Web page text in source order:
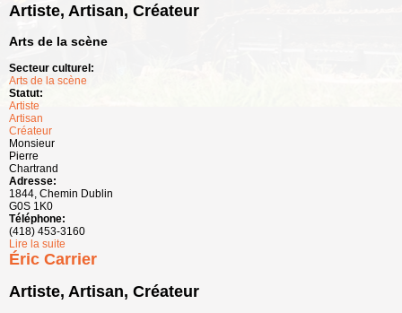
Artiste, Artisan, Créateur
Arts de la scène
Secteur culturel:
Arts de la scène
Statut:
Artiste
Artisan
Créateur
Monsieur
Pierre
Chartrand
Adresse:
1844, Chemin Dublin
G0S 1K0
Téléphone:
(418) 453-3160
Lire la suite
Éric Carrier
Artiste, Artisan, Créateur